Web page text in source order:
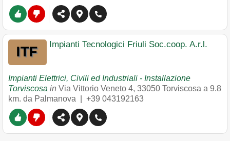
Impianti Tecnologici Friuli Soc.coop. A.r.l.
Impianti Elettrici, Civili ed Industriali - Installazione
Torviscosa in Via Vittorio Veneto 4, 33050 Torviscosa a 9.8
km. da Palmanova | +39 043192163